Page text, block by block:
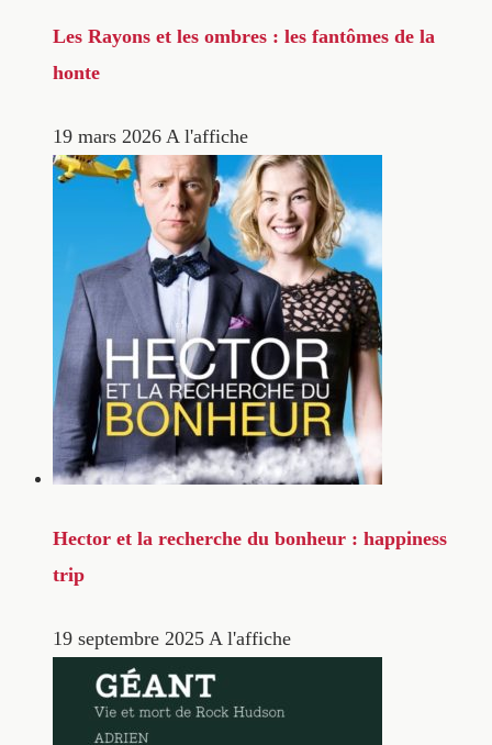
Les Rayons et les ombres : les fantômes de la
honte
19 mars 2026 A l'affiche
Hector et la recherche du bonheur : happiness
trip
19 septembre 2025 A l'affiche